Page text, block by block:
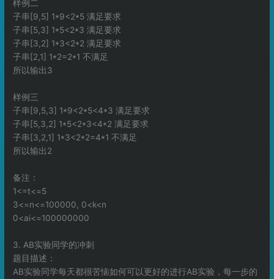
样例二
子串[9,5] 1*9<2*5 满足要求
子串[5,3] 1*5<2*3 满足要求
子串[3,2] 1*3<2*2 满足要求
子串[2,1] 1*2=2*1 不满足
所以输出3
样例三
子串[9,5,3] 1*9<2*5<4*3 满足要求
子串[5,3,2] 1*5<2*3<4*2 满足要求
子串[3,2,1] 1*3<2*2=4*1 不满足
所以输出2
备注：
1<=t<=5
3<=n<=100000, 0<k<n
0<ai<=100000000
3. AB实验同学的冲刺
题目描述：
AB实验同学每天都很苦恼如何可以更好的进行AB实验，每一步的